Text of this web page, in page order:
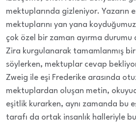
mektuplarında gizleniyor. Yazarın
mektuplarını yan yana
çok özel bir zaman ayırma durumu
Zira kurgulanarak tamamlanmış
söylerken, mektuplar cevap
Zweig ile eşi Frederike arasında
mektuplardan oluşan metin,
eşitlik kurarken, aynı zamanda bu
tarafı da ortak insanlık halleriyle